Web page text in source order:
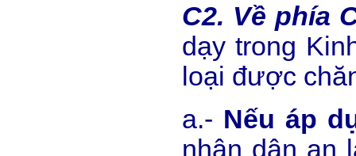
C2. Về phía
dạy trong
loại được
a.- Nếu áp
nhân dân an